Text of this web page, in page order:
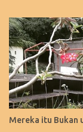
Mereka itu Bukan